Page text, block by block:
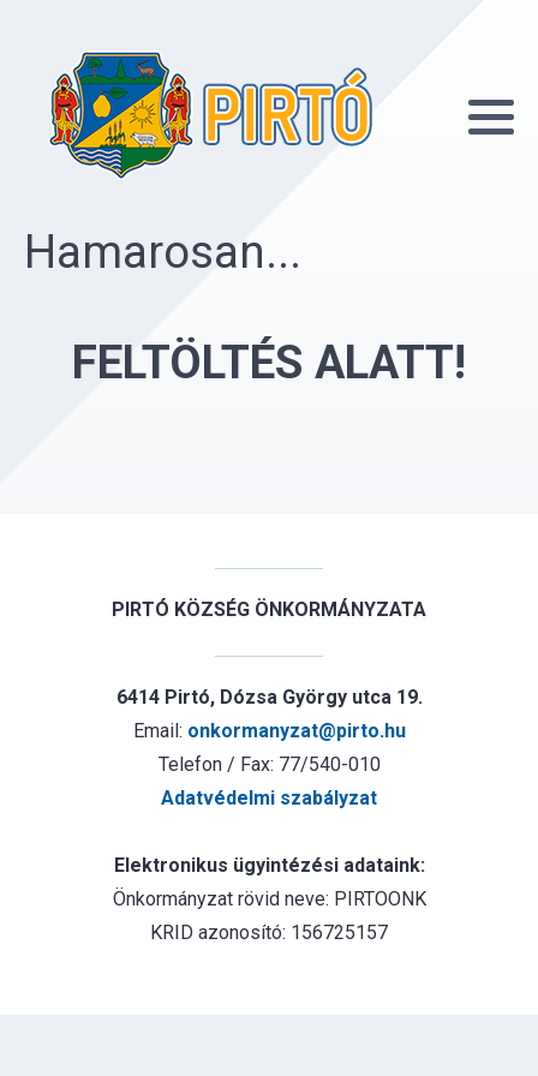
Hamarosan...
FELTÖLTÉS ALATT!
PIRTÓ KÖZSÉG ÖNKORMÁNYZATA
6414 Pirtó, Dózsa György utca 19.
Email: onkormanyzat@pirto.hu
Telefon / Fax: 77/540-010
Adatvédelmi szabályzat
Elektronikus ügyintézési adataink:
Önkormányzat rövid neve: PIRTOONK
KRID azonosító: 156725157